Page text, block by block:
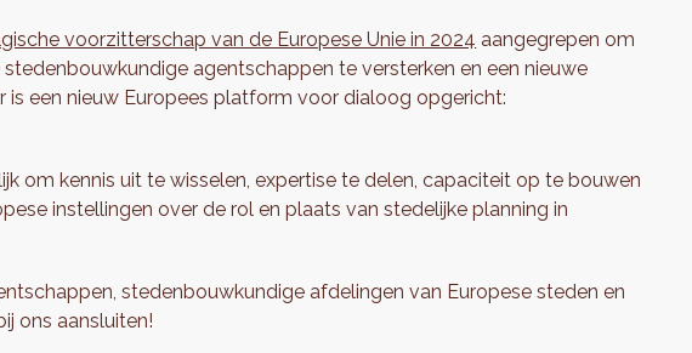
voorzitterschap van de Europese Unie in 2024 aangegrepen om
agentschappen te versterken en een nieuwe
is een nieuw Europees platform voor dialoog opgericht:
om kennis uit te wisselen, expertise te delen, capaciteit op te bouwen
instellingen over de rol en plaats van stedelijke planning in
stedenbouwkundige afdelingen van Europese steden en
ons aansluiten!